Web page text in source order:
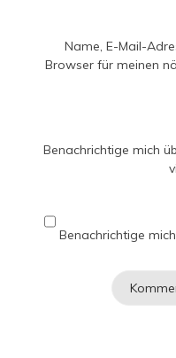
Name, E-Mail-
Browser für meinen
Benachrichtige mich
Benachrichtige